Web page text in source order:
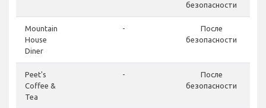
безопасности
Mountain
House
Diner
-
После
безопасности
Peet's
Coffee &
Tea
-
После
безопасности